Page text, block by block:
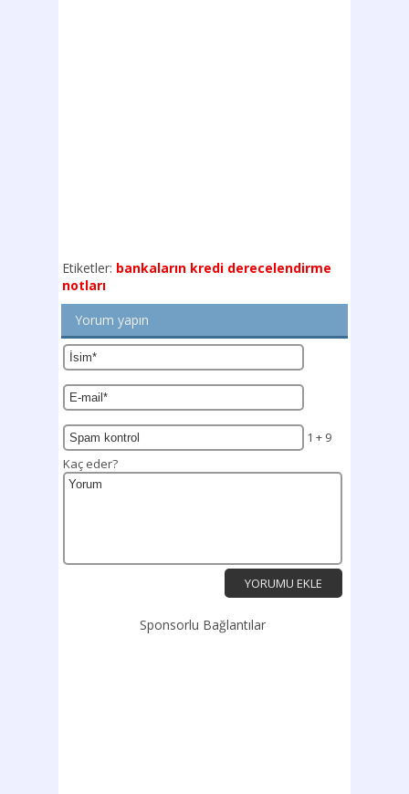
Etiketler: bankaların kredi derecelendirme
notları
Yorum yapın
1 + 9
Kaç eder?
Sponsorlu Bağlantılar